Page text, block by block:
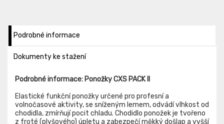
Podrobné informace
Dokumenty ke stažení
Podrobné informace: Ponožky CXS PACK II
Elastické funkční ponožky určené pro profesní a
volnočasové aktivity, se sníženým lemem, odvádí vlhkost od
chodidla, zmírňují pocit chladu. Chodidlo ponožek je tvořeno
z froté (plyšového) úpletu a zabezpečí měkký došlap a vyšší